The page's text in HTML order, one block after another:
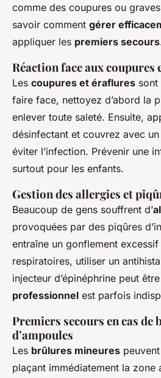
comme des coupures ou
savoir comment gérer
appliquer les premiers secours
Réaction face aux coupures
Les coupures et éraflures sont
faire face, nettoyez d’abord la
enlever toute saleté. Ensuite,
désinfectant et couvrez avec
éviter l’infection. Prévenir une
surtout pour les enfants.
Gestion des allergies et
Beaucoup de gens souffrent d’
provoquées par des piqûres
entraîne un gonflement
respiratoires, utiliser un
injecteur d’épinéphrine peut
professionnel est parfois
Premiers secours en cas de
d’ampoules
Les brûlures mineures
plaçant immédiatement la zone